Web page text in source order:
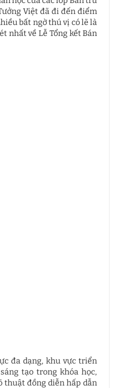
Việt đã đi đến điểm
bất ngờ thú vị có lẽ là
nhất về Lễ Tổng kết Bán
đa dạng, khu vực triển
tạo trong khóa học,
thuật đồng diễn hấp dẫn